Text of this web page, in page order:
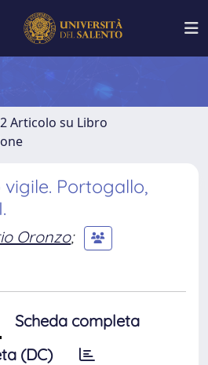
Articolo su Libro
Portogallo,
Oronzo;
Scheda completa
(DC)